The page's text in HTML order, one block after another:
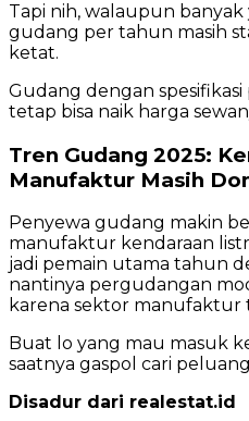
Tapi nih, walaupun banyak
gudang per tahun masih
ketat.
Gudang dengan
tetap bisa naik harga
Tren Gudang 2025:
Manufaktur Masih
Penyewa gudang makin
manufaktur kendaraan
jadi pemain utama tahun
nantinya pergudangan
karena sektor
Buat lo yang mau masuk
saatnya gaspol cari
Disadur dari realestat.id